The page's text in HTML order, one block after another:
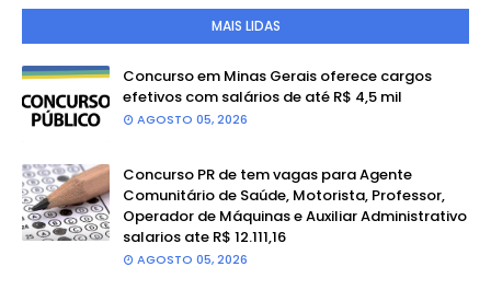
MAIS LIDAS
Concurso em Minas Gerais oferece cargos
efetivos com salários de até R$ 4,5 mil
AGOSTO 05, 2026
Concurso PR de tem vagas para Agente
Comunitário de Saúde, Motorista, Professor,
Operador de Máquinas e Auxiliar Administrativo
salarios ate R$ 12.111,16
AGOSTO 05, 2026